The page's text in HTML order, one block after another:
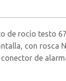
de rocío testo
con rosca
de